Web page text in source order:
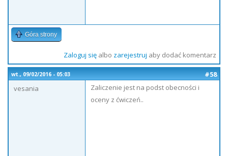
Góra strony
Zaloguj sięalbo zarejestruj aby dodać komentarz
wt., 09/02/2016 - 05:03
#58
vesania
Zaliczenie jest na podst obecności i
oceny z ćwiczeń..